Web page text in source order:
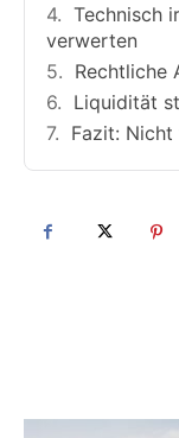
Technisch
verwerten
Rechtliche
Liquidität
Fazit: Nicht